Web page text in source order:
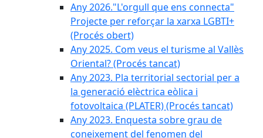
Any 2026."L'orgull que ens connecta"
Projecte per reforçar la xarxa LGBTI+
(Procés obert)
Any 2025. Com veus el turisme al Vallès
Oriental? (Procés tancat)
Any 2023. Pla territorial sectorial per a
la generació elèctrica eòlica i
fotovoltaica (PLATER) (Procés tancat)
Any 2023. Enquesta sobre grau de
coneixement del fenomen del